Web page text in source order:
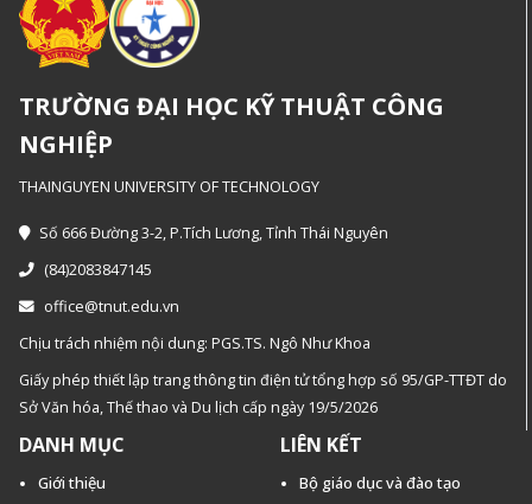
TRƯỜNG ĐẠI HỌC KỸ THUẬT CÔNG
NGHIỆP
THAINGUYEN UNIVERSITY OF TECHNOLOGY
Số 666 Đường 3-2, P.Tích Lương, Tỉnh Thái Nguyên
(84)2083847145
office@tnut.edu.vn
Chịu trách nhiệm nội dung: PGS.TS. Ngô Như Khoa
Giấy phép thiết lập trang thông tin điện tử tổng hợp số 95/GP-TTĐT do
Sở Văn hóa, Thế thao và Du lịch cấp ngày 19/5/2026
DANH MỤC
Giới thiệu
LIÊN KẾT
Bộ giáo dục và đào tạo